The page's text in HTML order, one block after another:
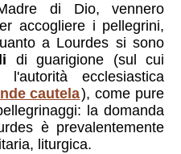
di Dio, vennero
accogliere i pellegrini,
a Lourdes si sono
di guarigione (sul cui
l'autorità ecclesiastica
cautela), come pure
la domanda
è prevalentemente
liturgica.